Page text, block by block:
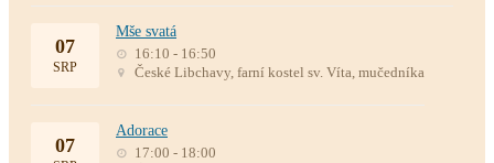
07
SRP
Mše svatá
16:10 - 16:50
České Libchavy, farní kostel sv. Víta, mučedníka
07
Adorace
17:00 - 18:00